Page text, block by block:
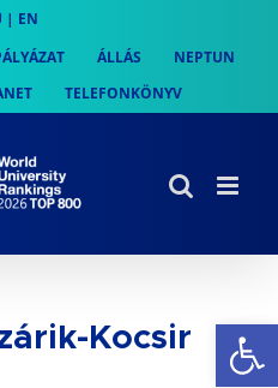
| EN
ÁLLÁS
NEPTUN
TELEFONKÖNYV
Kocsir